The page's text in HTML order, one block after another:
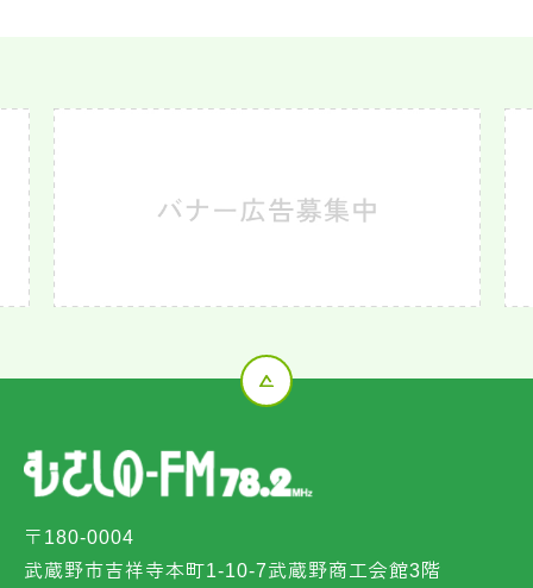
〒180-0004
武蔵野市吉祥寺本町1-10-7武蔵野商工会館3階